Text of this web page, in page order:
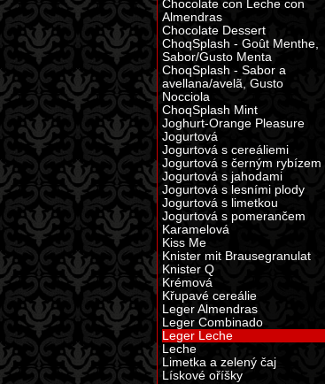
Chocolate con Leche con
Almendras
Chocolate Dessert
ChoqSplash - Goût Menthe,
Sabor/Gusto Menta
ChoqSplash - Sabor a
avellana/avelã, Gusto
Nocciola
ChoqSplash Mint
Joghurt-Orange Pleasure
Jogurtová
Jogurtová s cereáliemi
Jogurtová s černým rybízem
Jogurtová s jahodami
Jogurtová s lesními plody
Jogurtová s limetkou
Jogurtová s pomerančem
Karamelová
Kiss Me
Knister mit Brausegranulat
Knister Q
Krémová
Křupavé cereálie
Leger Almendras
Leger Combinado
Leger Leche
Leche
Limetka a zelený čaj
Lískové oříšky